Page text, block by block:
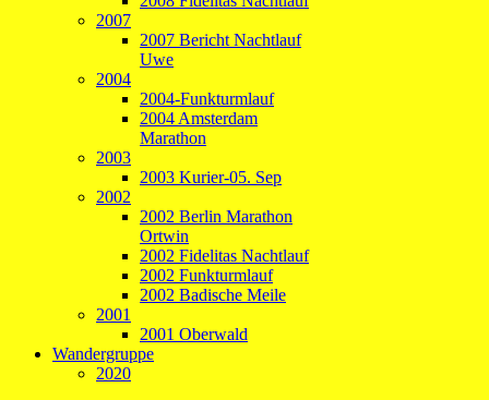
2007
2007 Bericht Nachtlauf
Uwe
2004
2004-Funkturmlauf
2004 Amsterdam
Marathon
2003
2003 Kurier-05. Sep
2002
2002 Berlin Marathon
Ortwin
2002 Fidelitas Nachtlauf
2002 Funkturmlauf
2002 Badische Meile
2001
2001 Oberwald
Wandergruppe
2020